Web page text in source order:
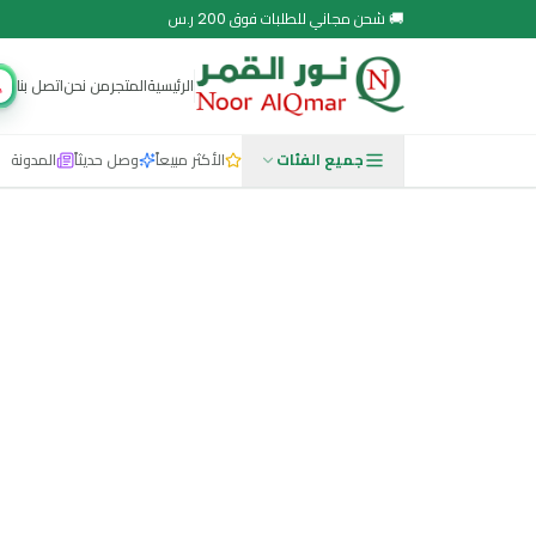
مجاني للطلبات فوق 200 ر.س
الرئيسيةالمتجرمن نحناتصل بنا مجتمع نور
الأكثر مبيعاً